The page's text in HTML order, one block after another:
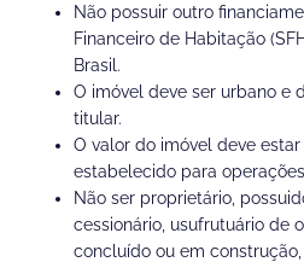
Não possuir outro
Financeiro de Habitação
Brasil.
O imóvel deve ser urbano e
titular.
O valor do imóvel deve
estabelecido para
Não ser proprietário,
cessionário, usufrutuário de
concluído ou em